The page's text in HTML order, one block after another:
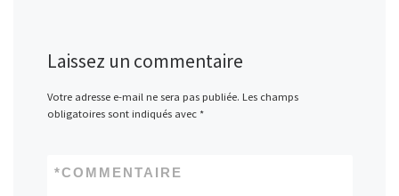
Laissez un commentaire
Votre adresse e-mail ne sera pas publiée. Les champs
obligatoires sont indiqués avec *
COMMENTAIRE
*